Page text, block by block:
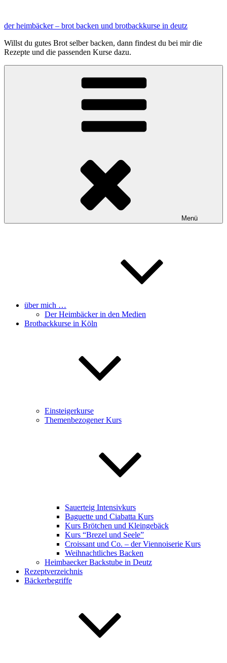
springen
der heimbäcker – brot backen und brotbackkurse in deutz
Willst du gutes Brot selber backen, dann findest du bei mir die
Rezepte und die passenden Kurse dazu.
Menü
über mich …
Der Heimbäcker in den Medien
Brotbackkurse in Köln
Einsteigerkurse
Themenbezogener Kurs
Sauerteig Intensivkurs
Baguette und Ciabatta Kurs
Kurs Brötchen und Kleingebäck
Kurs “Brezel und Seele”
Croissant und Co. – der Viennoiserie Kurs
Weihnachtliches Backen
Heimbaecker Backstube in Deutz
Rezeptverzeichnis
Bäckerbegriffe